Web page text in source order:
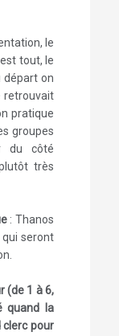
le
tout, le
départ on
retrouvait
pratique
groupes
du côté
très
: Thanos
seront
(de 1 à 6,
quand la
clerc pour